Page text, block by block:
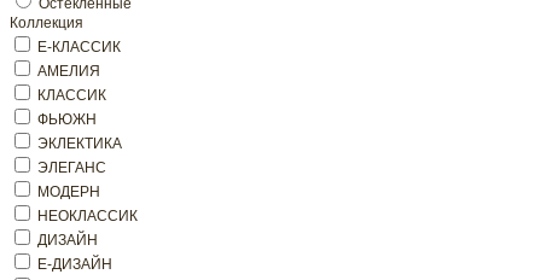
Остекленные
Коллекция
Е-КЛАССИК
АМЕЛИЯ
КЛАССИК
ФЬЮЖН
ЭКЛЕКТИКА
ЭЛЕГАНС
МОДЕРН
НЕОКЛАССИК
ДИЗАЙН
Е-ДИЗАЙН